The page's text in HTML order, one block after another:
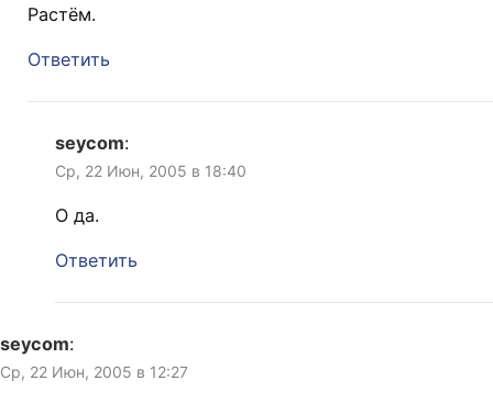
Растём.
Ответить
seycom:
Ср, 22 Июн, 2005 в 18:40
О да.
Ответить
seycom:
Ср, 22 Июн, 2005 в 12:27